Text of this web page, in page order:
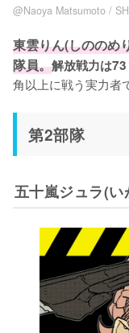
@Naoya Matsumoto /
東雲りん(しののめ
隊員。解放戦力は73
角以上に戦う実力者
第2部隊
五十嵐ジュラ(